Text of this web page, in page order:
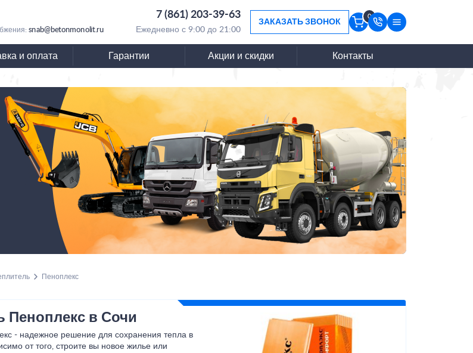
7 (861) 203-39-63
snab@betonmonolit.ru Ежедневно с 9:00 до 21:00
ЗАКАЗАТЬ ЗВОНОК
0
и оплата Гарантии Акции и скидки Контакты
Пеноплекс
Пеноплекс в Сочи
- надежное решение для сохранения тепла в
от того, строите вы новое жилье или